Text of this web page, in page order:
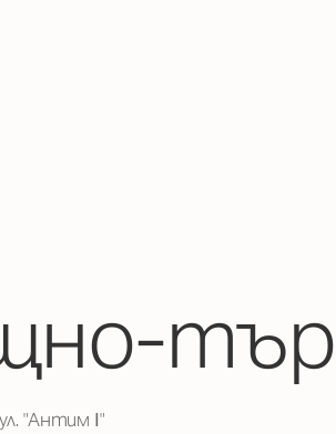
"Антим І"